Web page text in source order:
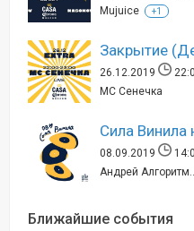
Mujuice
+1
Закрытие
26.12.2019
MC Сенечка
Сила
08.09.2019
Андрей Алгоритм...
Ближайшие события